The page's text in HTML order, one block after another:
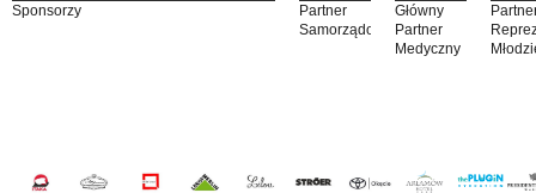
Sponsorzy
Partner
Samorządowy
Główny
Partner
Medyczny